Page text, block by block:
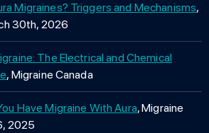
Migraines? Triggers and Mechanisms,
30th, 2026
The Electrical and Chemical
, Migraine Canada
Have Migraine With Aura, Migraine
2025